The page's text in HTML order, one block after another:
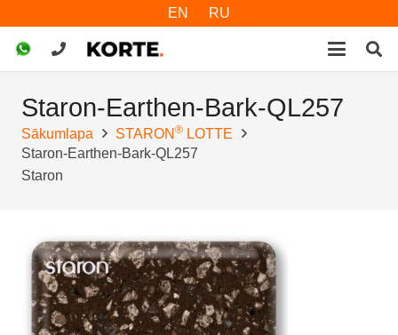
EN RU
Staron-Earthen-Bark-QL257
Sākumlapa STARON® LOTTE
Staron-Earthen-Bark-QL257
Staron